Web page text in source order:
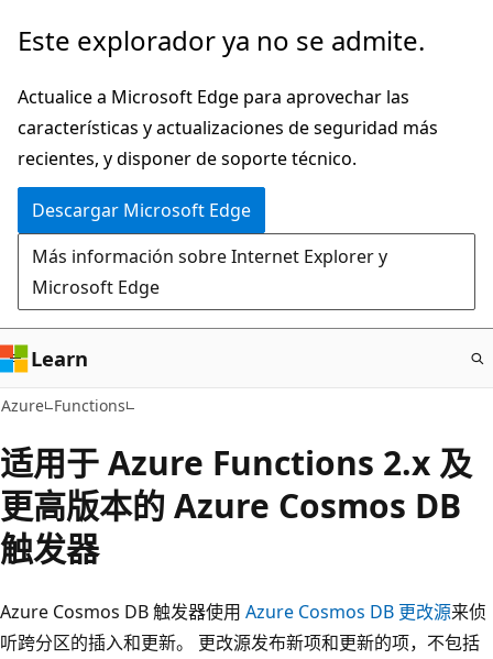
Ir
contenido
principal
Este explorador ya no se admite.
Actualice a Microsoft Edge para aprovechar las
características y actualizaciones de seguridad más
recientes, y disponer de soporte técnico.
Descargar Microsoft Edge
Más información sobre Internet Explorer y
Microsoft Edge
Learn
Azure Functions
适用于 Azure Functions 2.x 及
更高版本的 Azure Cosmos DB
触发器
Azure Cosmos DB 触发器使用 Azure Cosmos DB 更改源来侦
听跨分区的插入和更新。 更改源发布新项和更新的项，不包括